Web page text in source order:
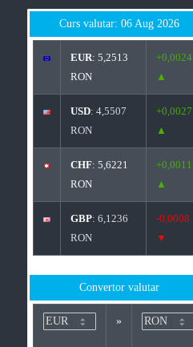
Curs valutar: 06 Aug 2026
EUR: 5,2513
RON
+0,0024
▲
USD: 4,5507
RON
+0,0027
▲
CHF: 5,6221
RON
+0,0011
▲
GBP: 6,1236
RON
-0,0008
▼
Convertor valutar
»